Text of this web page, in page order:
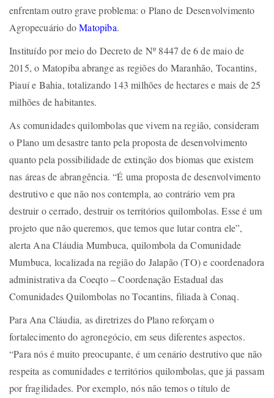
enfrentam outro grave problema: o Plano de Desenvolvimento
Agropecuário doMatopiba.
Instituído por meio do Decreto de Nº 8447 de 6 de maio de
2015, o Matopiba abrange as regiões do Maranhão, Tocantins,
Piauí e Bahia, totalizando 143 milhões de hectares e mais de 25
milhões de habitantes.
As comunidades quilombolas que vivem na região, consideram
o Plano um desastre tanto pela proposta de desenvolvimento
quanto pela possibilidade de extinção dos biomas que existem
nas áreas de abrangência. “É uma proposta de desenvolvimento
destrutivo e que não nos contempla, ao contrário vem pra
destruir o cerrado, destruir os territórios quilombolas. Esse é um
projeto que não queremos, que temos que lutar contra ele”,
alerta Ana Cláudia Mumbuca, quilombola da Comunidade
Mumbuca, localizada na região do Jalapão (TO) e coordenadora
administrativa da Coeqto – Coordenação Estadual das
Comunidades Quilombolas no Tocantins, filiada à Conaq.
Para Ana Cláudia, as diretrizes do Plano reforçam o
fortalecimento do agronegócio, em seus diferentes aspectos.
“Para nós é muito preocupante, é um cenário destrutivo que não
respeita as comunidades e territórios quilombolas, que já passam
por fragilidades. Por exemplo, nós não temos o título de